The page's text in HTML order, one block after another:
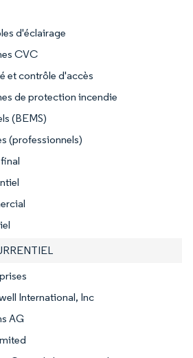
d'éclairage
CVC
et contrôle d'accès
de protection incendie
(BEMS)
(professionnels)
International, Inc
AG